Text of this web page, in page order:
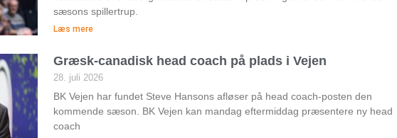
sæsons spillertrup.
Læs mere
Græsk-canadisk head coach på plads i Vejen
28. juli 2026
BK Vejen har fundet Steve Hansons afløser på head coach-posten den
kommende sæson. BK Vejen kan mandag eftermiddag præsentere ny head
coach